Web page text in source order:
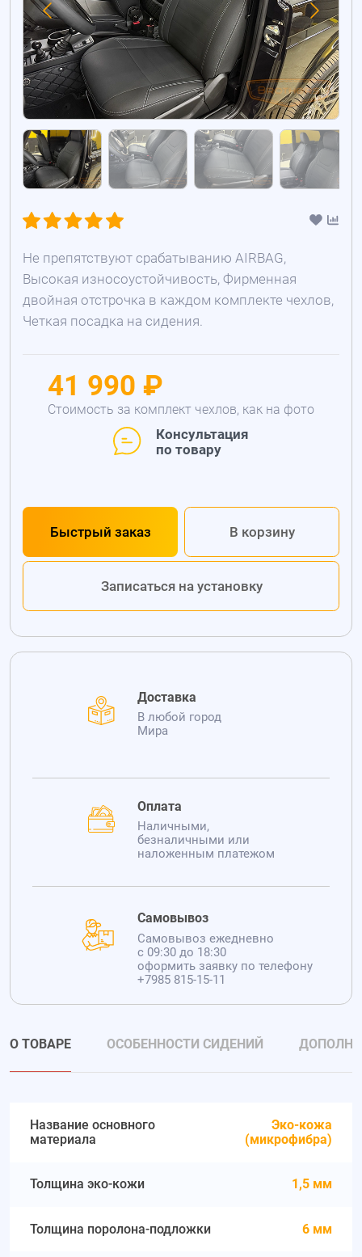
Не препятствуют срабатыванию AIRBAG,
Высокая износоустойчивость, Фирменная
двойная отстрочка в каждом комплекте чехлов,
Четкая посадка на сидения.
41 990 ₽
Стоимость за комплект чехлов, как на фото
Консультация
по товару
Быстрый заказ В корзину
Записаться на установку
Доставка
В любой город
Мира
Оплата
Наличными,
безналичными или
наложенным платежом
Самовывоз
Самовывоз ежедневно
с 09:30 до 18:30
оформить заявку по телефону
+7985 815-15-11
О ТОВАРЕ ОСОБЕННОСТИ СИДЕНИЙ
Название основного
материала
Эко-кожа
(микрофибра)
Толщина эко-кожи 1,5 мм
Толщина поролона-подложки 6 мм